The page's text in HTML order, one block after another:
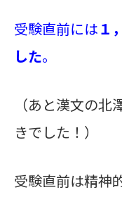
受験直前には１
した。
（あと漢文の
きでした！）
受験直前は精神